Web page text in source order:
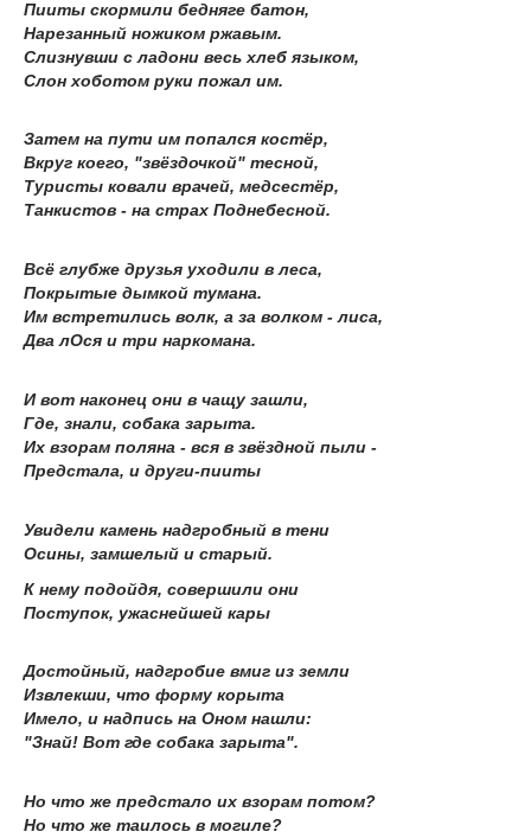
Пииты скормили бедняге батон,
Нарезанный ножиком ржавым.
Слизнувши с ладони весь хлеб языком,
Слон хоботом руки пожал им.
Затем на пути им попался костёр,
Вкруг коего, "звёздочкой" тесной,
Туристы ковали врачей, медсестёр,
Танкистов - на страх Поднебесной.
Всё глубже друзья уходили в леса,
Покрытые дымкой тумана.
Им встретились волк, а за волком - лиса,
Два лОся и три наркомана.
И вот наконец они в чащу зашли,
Где, знали, собака зарыта.
Их взорам поляна - вся в звёздной пыли -
Предстала, и други-пииты
Увидели камень надгробный в тени
Осины, замшелый и старый.
К нему подойдя, совершили они
Поступок, ужаснейшей кары
Достойный, надгробие вмиг из земли
Извлекши, что форму корыта
Имело, и надпись на Оном нашли:
"Знай! Вот где собака зарыта".
Но что же предстало их взорам потом?
Но что же таилось в могиле?